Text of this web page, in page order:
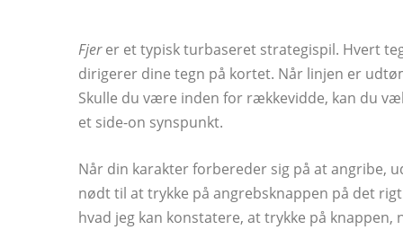
Fjerer et typisk turbaseret strategispil. Hvert
dirigerer dine tegn på kortet. Når linjen er
Skulle du være inden for rækkevidde, kan du
et side-on synspunkt.
Når din karakter forbereder sig på at angribe,
nødt til at trykke på angrebsknappen på det
hvad jeg kan konstatere, at trykke på